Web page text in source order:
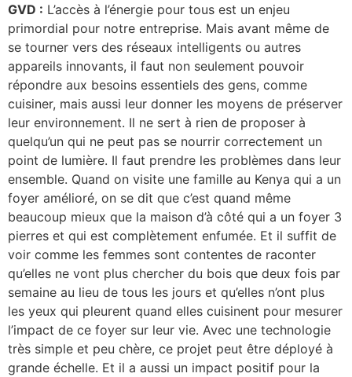
GVD : L’accès à l’énergie pour tous est un enjeu
primordial pour notre entreprise. Mais avant même de
se tourner vers des réseaux intelligents ou autres
appareils innovants, il faut non seulement pouvoir
répondre aux besoins essentiels des gens, comme
cuisiner, mais aussi leur donner les moyens de préserver
leur environnement. Il ne sert à rien de proposer à
quelqu’un qui ne peut pas se nourrir correctement un
point de lumière. Il faut prendre les problèmes dans leur
ensemble. Quand on visite une famille au Kenya qui a un
foyer amélioré, on se dit que c’est quand même
beaucoup mieux que la maison d’à côté qui a un foyer 3
pierres et qui est complètement enfumée. Et il suffit de
voir comme les femmes sont contentes de raconter
qu’elles ne vont plus chercher du bois que deux fois par
semaine au lieu de tous les jours et qu’elles n’ont plus
les yeux qui pleurent quand elles cuisinent pour mesurer
l’impact de ce foyer sur leur vie. Avec une technologie
très simple et peu chère, ce projet peut être déployé à
grande échelle. Et il a aussi un impact positif pour la